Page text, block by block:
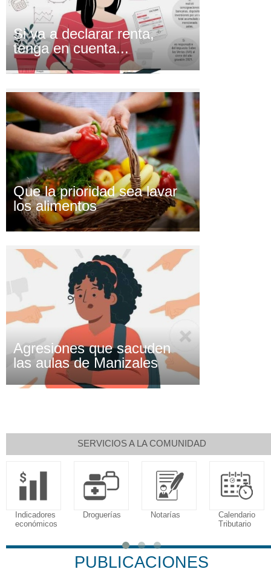
Si va a declarar renta,
tenga en cuenta...
Que la prioridad sea lavar
los alimentos
Agresiones que sacuden
las aulas de Manizales
SERVICIOS A LA COMUNIDAD
Indicadores
económicos
Droguerías Notarías
Calendario
Tributario
PUBLICACIONES